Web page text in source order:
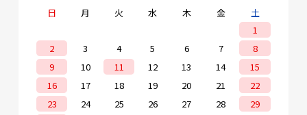
日 月 火 水 木 金
土
1
2
3 4 5 6 7
8
9
10 11 12 13 14
15
16
17 18 19 20 21
22
23
24 25 26 27 28
29